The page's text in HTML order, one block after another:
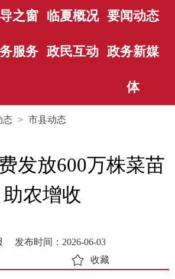
之窗 临夏概况 要闻动态
服务 政民互动 政务新媒
体
态 > 市县动态
发放600万株菜苗
助农增收
发布时间：2026-06-03
收藏